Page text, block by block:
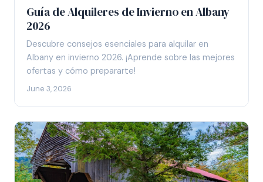
Guía de Alquileres de Invierno en Albany
2026
Descubre consejos esenciales para alquilar en
Albany en invierno 2026. ¡Aprende sobre las mejores
ofertas y cómo prepararte!
June 3, 2026